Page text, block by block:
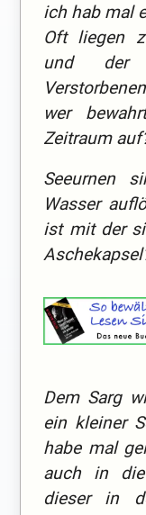
ich hab mal
Oft liegen
und der
wer
Zeitraum
Seeurnen
Wasser
ist mit der
Dem Sarg
ein kleiner
habe mal
auch in
dieser in